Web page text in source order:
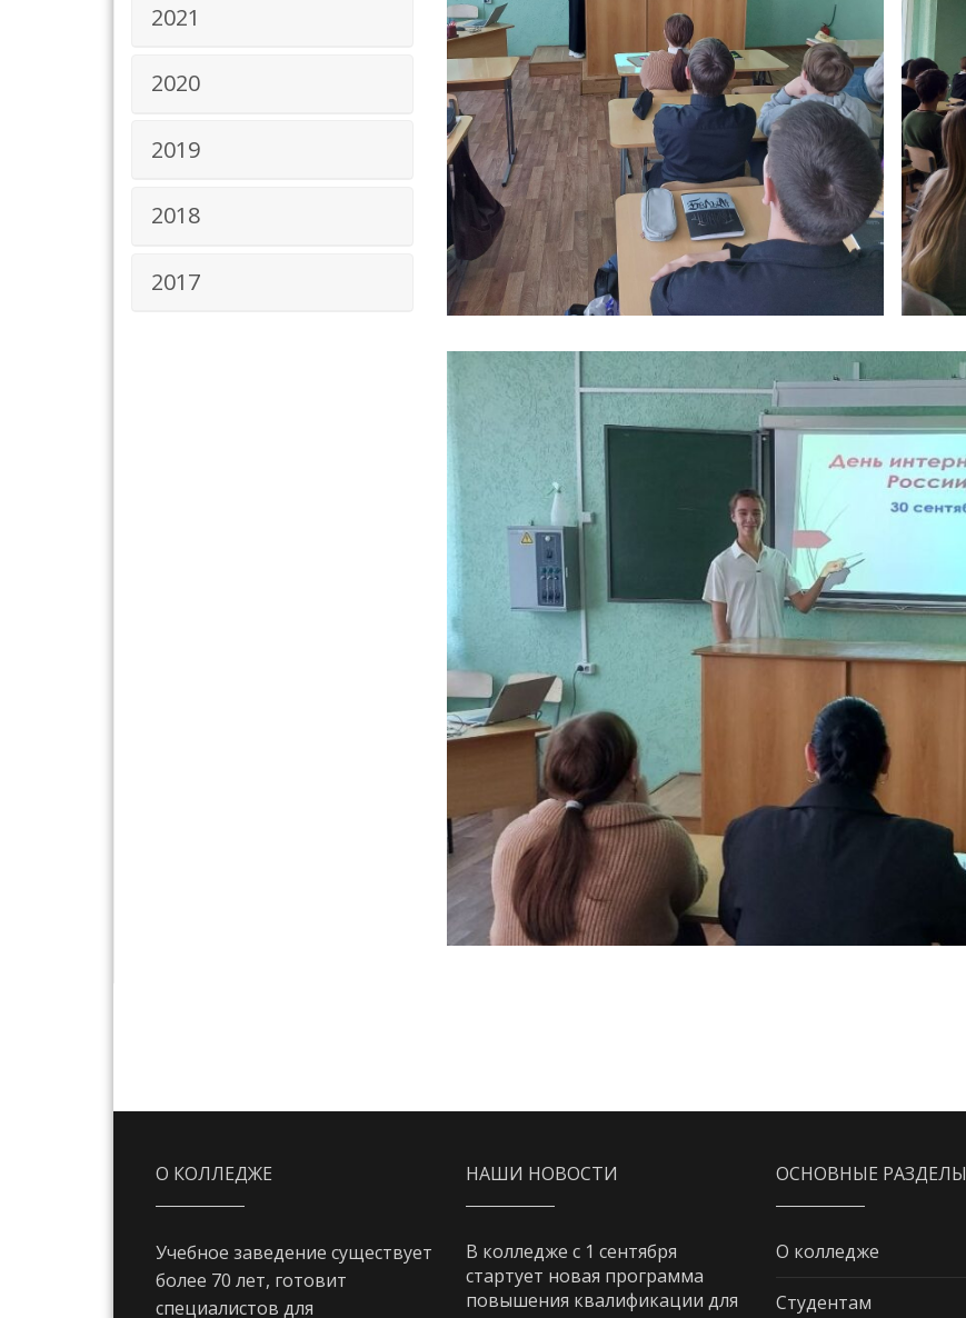
2021
2020
2019
2018
2017
О КОЛЛЕДЖЕ
Учебное заведение существует
более 70 лет, готовит
специалистов для
НАШИ НОВОСТИ
В колледже с 1 сентября
стартует новая программа
повышения квалификации для
ОСНОВНЫЕ РАЗДЕЛЫ
О колледже
Студентам